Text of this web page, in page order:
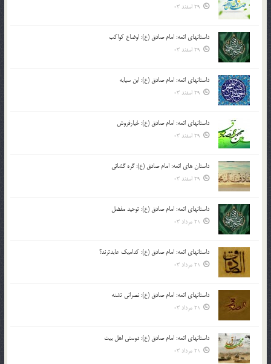
29 اسفند 03
داستانهای ائمه: امام صادق (ع): اوضاع کواکب
29 اسفند 03
داستانهای ائمه: امام صادق (ع): ابن سیابه
29 اسفند 03
داستانهای ائمه: امام صادق (ع): خیارفروش
29 اسفند 03
داستان های ائمه: امام صادق (ع): گره گشائی
29 اسفند 03
داستانهای ائمه: امام صادق (ع): توحید مفضل
21 مرداد 03
داستانهای ائمه: امام صادق (ع): کدامیک عابدترند؟
21 مرداد 03
داستانهای ائمه: امام صادق (ع): نصرانی تشنه
21 مرداد 03
داستانهای ائمه: امام صادق (ع): دوستی اهل بیت
21 مرداد 03